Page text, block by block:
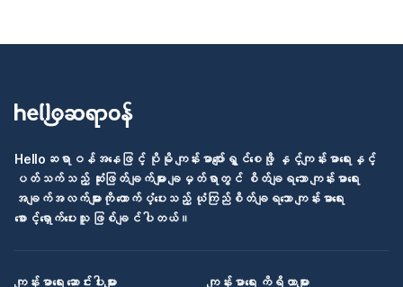
Helloဆရာဝန်အနေဖြင့် ပိုမို ကျန်းမာပျော်ရွှင်စေဖို့ နှင့်ကျန်းမာရေးနှင့်
ပတ်သက်သည့် ဆုံးဖြတ်ချက်များ ချမှတ်ရာတွင် စိတ်ချရသော ကျန်းမာရေး
အချက်အလက်များကို ထောက်ပံ့ပေးသည့် ယုံကြည်စိတ်ချရသော ကျန်းမာရေး
စောင့်ရှောက်ပေးသူ ဖြစ်ချင်ပါတယ်။
ကျန်းမာရေး ဆောင်းပါးများ ကျန်းမာရေး ကိရိယာများ